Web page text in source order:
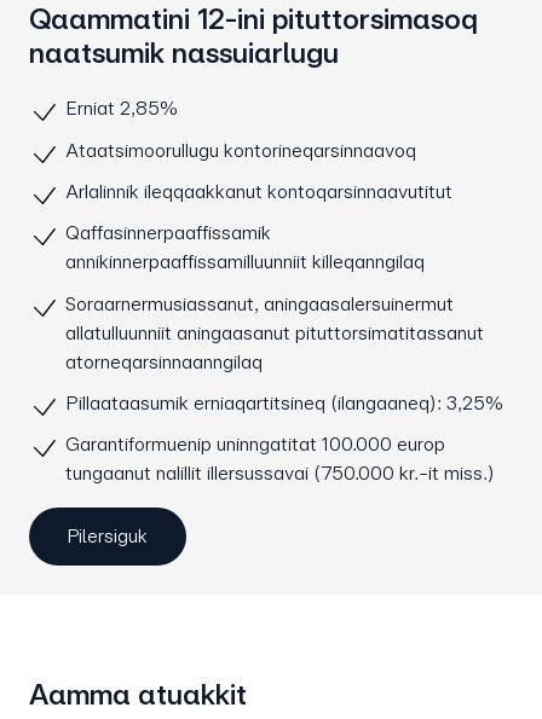
Qaammatini 12-ini pituttorsimasoq
naatsumik nassuiarlugu
Erniat 2,85%
Ataatsimoorullugu kontorineqarsinnaavoq
Arlalinnik ileqqaakkanut kontoqarsinnaavutitut
Qaffasinnerpaaffissamik
annikinnerpaaffissamilluunniit killeqanngilaq
Soraarnermusiassanut, aningaasalersuinermut
allatulluunniit aningaasanut pituttorsimatitassanut
atorneqarsinnaanngilaq
Pillaataasumik erniaqartitsineq (ilangaaneq): 3,25%
Garantiformuenip uninngatitat 100.000 europ
tungaanut nalillit illersussavai (750.000 kr.-it miss.)
Pilersiguk
Aamma atuakkit